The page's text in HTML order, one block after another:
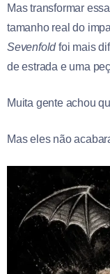
Mas transformar
tamanho real do
Sevenfoldfoi mais
de estrada e uma
Muita gente achou
Mas eles não